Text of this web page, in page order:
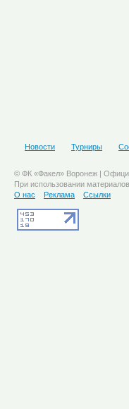
Новости Турниры
© ФК «Факел» Воронеж |
При использовании
О нас
Реклама Ссылки